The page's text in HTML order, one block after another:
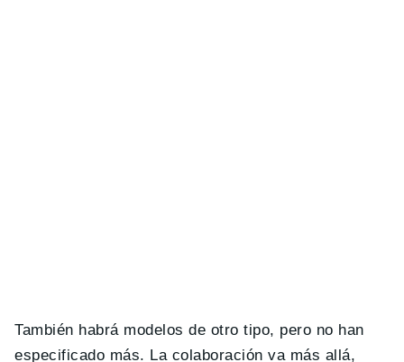
También habrá modelos de otro tipo, pero no han
especificado más. La colaboración va más allá,